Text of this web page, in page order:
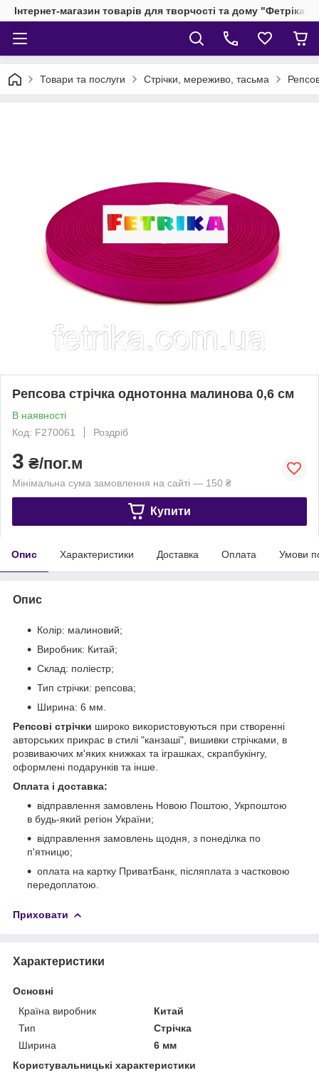
Інтернет-магазин товарів для творчості та дому "Фетріка"
Товари та послуги Стрічки, мереживо, тасьма
Репсова стрічка однотонна малинова 0,6 см
В наявності
Код: F270061
Роздріб
3 ₴/пог.м
Мінімальна сума замовлення на сайті — 150 ₴
Купити
Опис Характеристики Доставка Оплата Умови
Опис
Колір: малиновий;
Виробник: Китай;
Склад: поліестр;
Тип стрічки: репсова;
Ширина: 6 мм.
Репсові стрічки широко використовуються при створенні
авторських прикрас в стилі "канзаші", вишивки стрічками, в
розвиваючих м'яких книжках та іграшках, скрапбукінгу,
оформлені подарунків та інше.
Оплата і доставка:
відправлення замовлень Новою Поштою, Укрпоштою
в будь-який регіон України;
відправлення замовлень щодня, з понеділка по
п'ятницю;
оплата на картку ПриватБанк, післяплата з частковою
передоплатою.
Приховати
Характеристики
Основні
Країна виробник
Китай
Тип
Стрічка
Ширина
6 мм
Користувальницькі характеристики